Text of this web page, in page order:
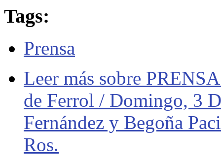
Tags:
Prensa
Leer más sobre
de Ferrol / Domingo, 3
Fernández y Begoña
Ros.